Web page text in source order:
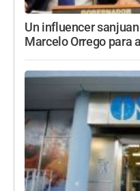
Un influencer
Marcelo Orrego para